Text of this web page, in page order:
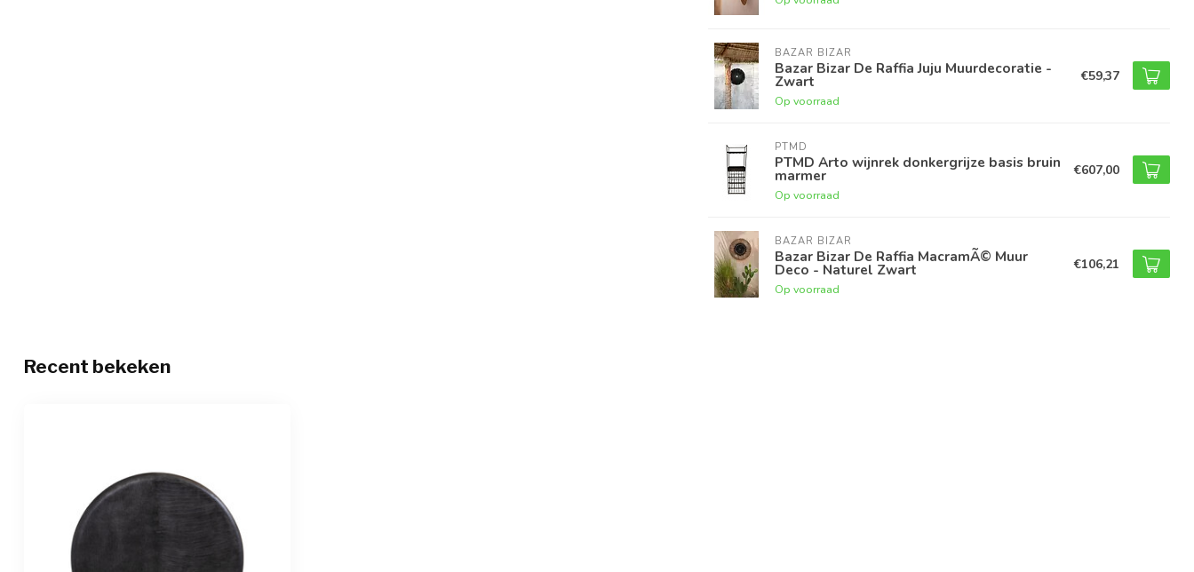
BAZAR BIZAR
Bazar Bizar De Raffia Juju Muurdecoratie -
Zwart
Op voorraad
€59,37
PTMD
PTMD Arto wijnrek donkergrijze basis bruin
marmer
Op voorraad
€607,00
BAZAR BIZAR
Bazar Bizar De Raffia MacramÃ© Muur
Deco - Naturel Zwart
Op voorraad
€106,21
Recent bekeken